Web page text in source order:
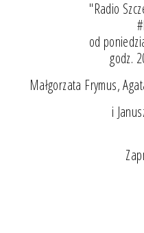
"Radio
od
godz.
Małgorzata Frymus,
i